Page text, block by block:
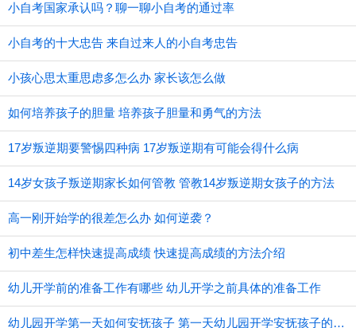
小自考国家承认吗？聊一聊小自考的通过率
小自考的十大忠告 来自过来人的小自考忠告
小孩心思太重思虑多怎么办 家长该怎么做
如何培养孩子的胆量 培养孩子胆量和勇气的方法
17岁叛逆期要警惕四种病 17岁叛逆期有可能会得什么病
14岁女孩子叛逆期家长如何管教 管教14岁叛逆期女孩子的方法
高一刚开始学的很差怎么办 如何逆袭？
初中差生怎样快速提高成绩 快速提高成绩的方法介绍
幼儿开学前的准备工作有哪些 幼儿开学之前具体的准备工作
幼儿园开学第一天如何安抚孩子 第一天幼儿园开学安抚孩子的注意事项